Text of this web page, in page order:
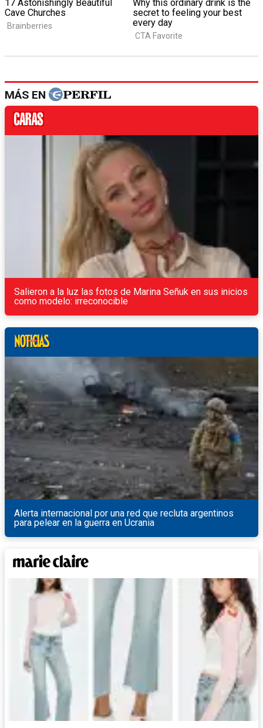
MÁS EN
Salieron a la luz las fotos de Marina Señuk en sus inicios
como modelo: irreconocible
Alerta internacional por una red que recluta argentinos
para pelear en la guerra en Ucrania